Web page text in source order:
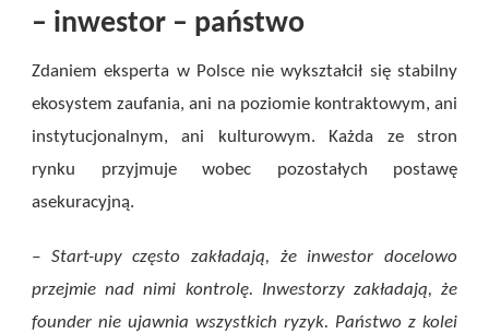
– inwestor – państwo
Zdaniem eksperta w Polsce nie wykształcił się stabilny
ekosystem zaufania, ani na poziomie kontraktowym, ani
instytucjonalnym, ani kulturowym. Każda ze stron
rynku przyjmuje wobec pozostałych postawę
asekuracyjną.
– Start-upy często zakładają, że inwestor docelowo
przejmie nad nimi kontrolę. Inwestorzy zakładają, że
founder nie ujawnia wszystkich ryzyk. Państwo z kolei